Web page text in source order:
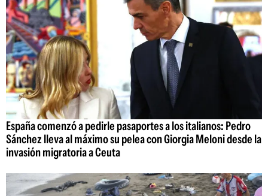
España comenzó a pedirle pasaportes a los italianos: Pedro
Sánchez lleva al máximo su pelea con Giorgia Meloni desde la
invasión migratoria a Ceuta